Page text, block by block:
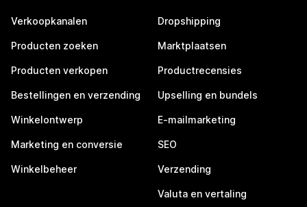
Verkoopkanalen
Producten zoeken
Producten verkopen
Bestellingen en verzending
Winkelontwerp
Marketing en conversie
Winkelbeheer
Dropshipping
Marktplaatsen
Productrecensies
Upselling en bundels
E-mailmarketing
SEO
Verzending
Valuta en vertaling